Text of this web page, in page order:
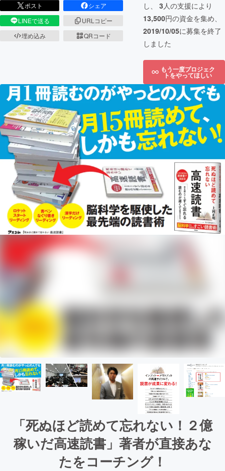
ポスト
シェア
LINEで送る
URLコピー
埋め込み
QRコード
し、 3人の支援により
13,500円の資金を集め、
2019/10/05に募集を終了
しました
もう一度プロジェク
トをやってほしい
「死ぬほど読めて忘れない！２億
稼いだ高速読書」著者が直接あな
たをコーチング！